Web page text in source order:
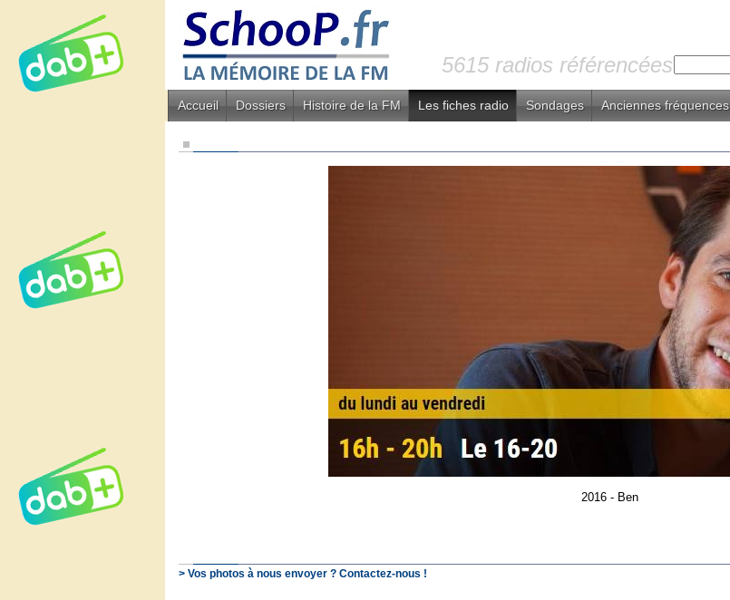
5615 radios référencées
Accueil Dossiers Histoire de la FM Les fiches radio Sondages Anciennes fréquences
2016 - Ben
> Vos photos à nous envoyer ? Contactez-nous !